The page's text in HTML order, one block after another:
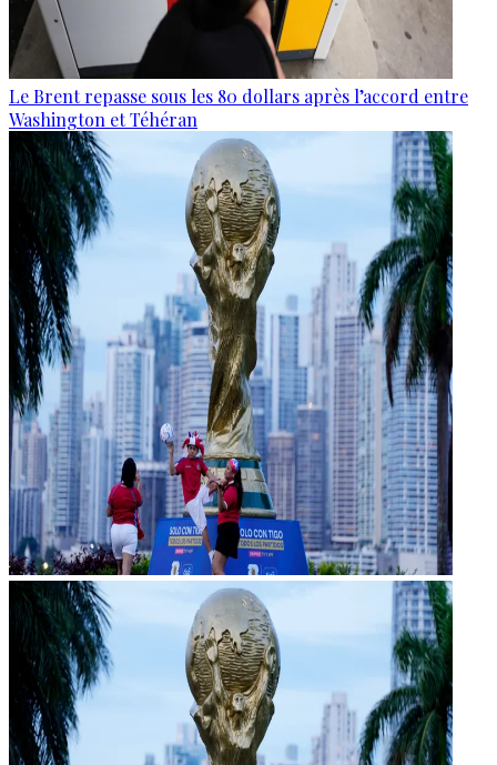
Le Brent repasse sous les 80 dollars après l’accord entre
Washington et Téhéran